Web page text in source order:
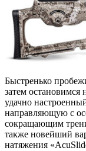
Быстренько
затем
удачно
направляющую с
сокращающим
также новейший
натяжения